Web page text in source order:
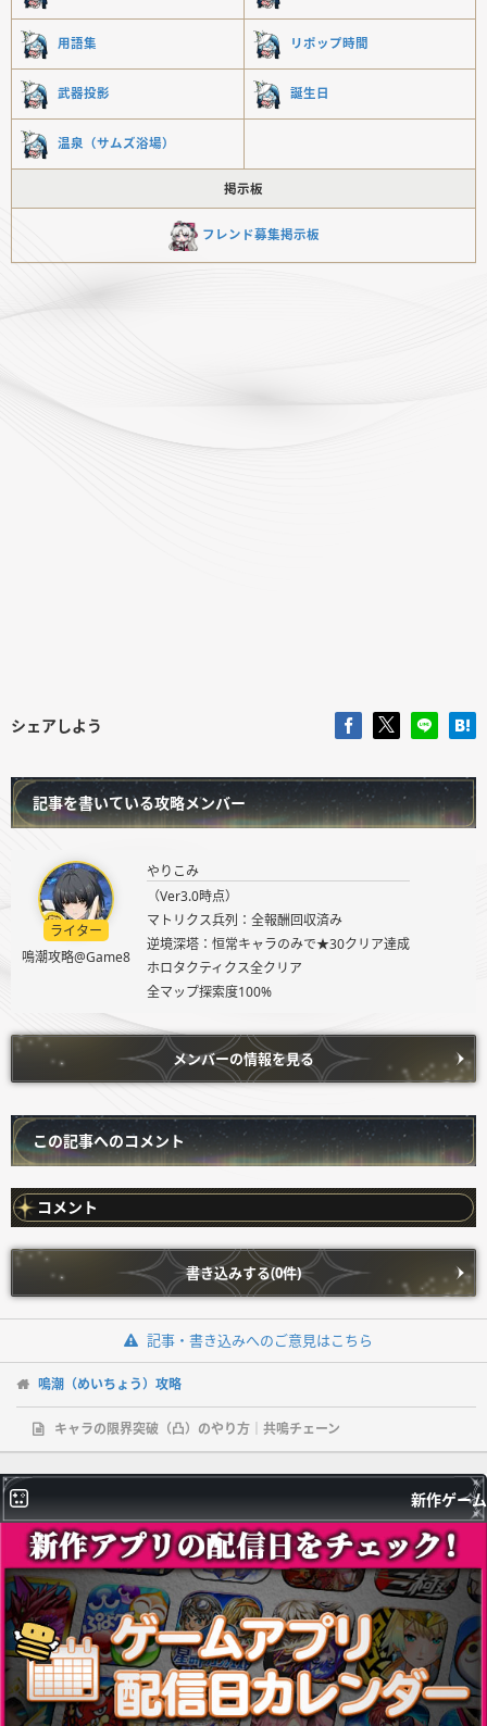
用語集 リポップ時間
武器投影 誕生日
温泉（サムズ浴場）
掲示板
フレンド募集掲示板
シェアしよう
記事を書いている攻略メンバー
ライター
鳴潮攻略@Game8
やりこみ
（Ver3.0時点）
マトリクス兵列：全報酬回収済み
逆境深塔：恒常キャラのみで★30クリア達成
ホロタクティクス全クリア
全マップ探索度100%
メンバーの情報を見る
この記事へのコメント
コメント
書き込みする(0件)
記事・書き込みへのご意見はこちら
鳴潮（めいちょう）攻略
キャラの限界突破（凸）のやり方｜共鳴チェーン
新作ゲーム